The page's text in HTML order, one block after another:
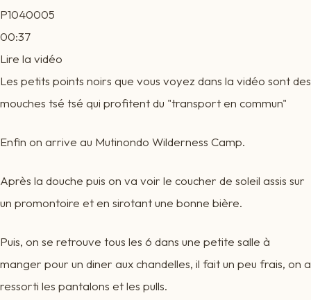
P1040005
00:37
Lire la vidéo
Les petits points noirs que vous voyez dans la vidéo sont des
mouches tsé tsé qui profitent du "transport en commun"
Enfin on arrive au Mutinondo Wilderness Camp.
Après la douche puis on va voir le coucher de soleil assis sur
un promontoire et en sirotant une bonne bière.
Puis, on se retrouve tous les 6 dans une petite salle à
manger pour un diner aux chandelles, il fait un peu frais, on a
ressorti les pantalons et les pulls.